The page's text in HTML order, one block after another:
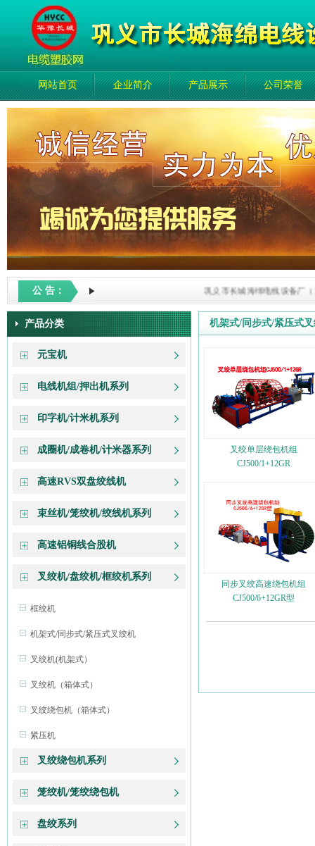
网站首页 企业简介 产品展示 公司荣誉
公 告： 巩义市长城海绵电线设备厂（
产品分类
元宝机
电线机组/押出机系列
印字机/计米机系列
成圈机/成卷机/计米器系列
高速RVS双盘绞线机
束丝机/笼绞机/绞线机系列
高速铝铜线合股机
叉绞机/盘绞机/框绞机系列
框绞机
机架式/同步式/紧压式叉绞机
叉绞机(机架式）
叉绞机（箱体式）
叉绞绕包机（箱体式）
紧压机
叉绞绕包机系列
笼绞机/笼绞绕包机
盘绞系列
机架式/同步式/紧压式
叉绞单层绕包机组
CJ500/1+12GR
同步叉绞高速绕包机组
CJ500/6+12GR型